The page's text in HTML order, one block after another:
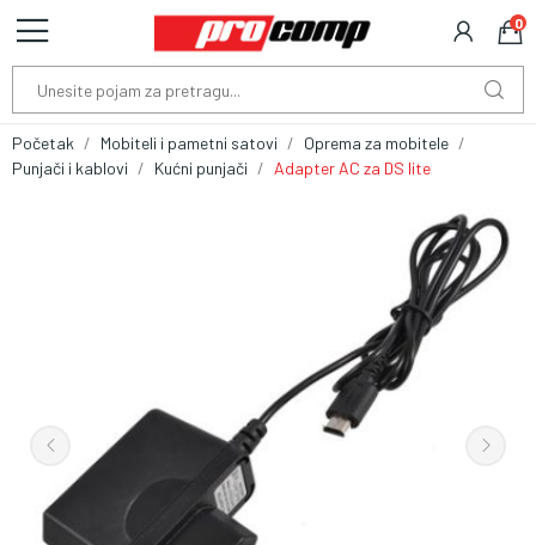
0
Početak Mobiteli i pametni satovi
Oprema za mobitele
Punjači i kablovi
Kućni punjači Adapter AC za DS lite